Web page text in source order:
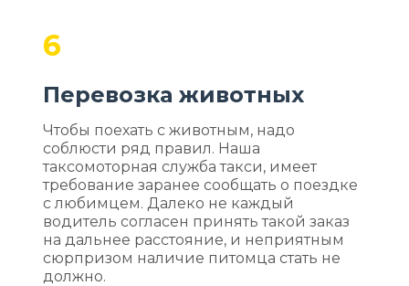
6
Перевозка животных
Чтобы поехать с животным, надо
соблюсти ряд правил. Наша
таксомоторная служба такси, имеет
требование заранее сообщать о поездке
с любимцем. Далеко не каждый
водитель согласен принять такой заказ
на дальнее расстояние, и неприятным
сюрпризом наличие питомца стать не
должно.